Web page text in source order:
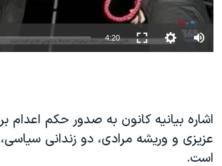
720p
1080p
4:20
720p
اشاره بیانیه کانون به صدور حکم اعدام
عزیزی و وریشه مرادی، دو زندانی
است.